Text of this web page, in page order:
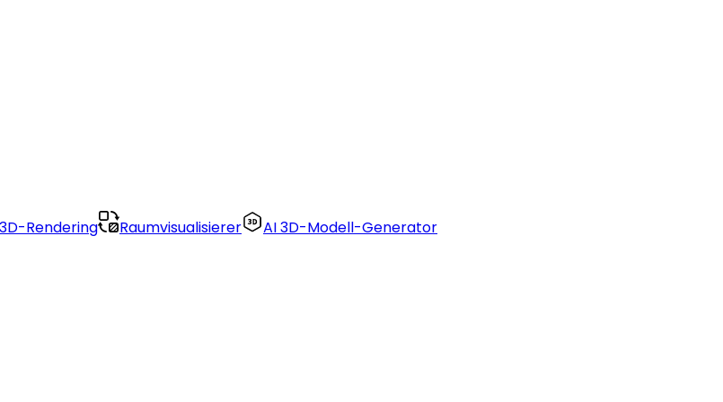
Rendering Raumvisualisierer AI 3D-Modell-Generator